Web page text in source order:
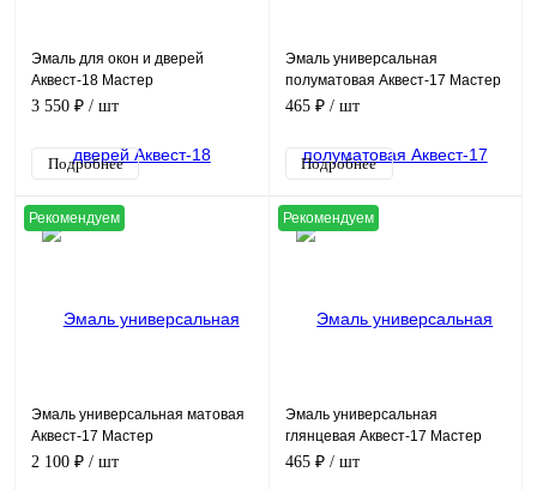
Эмаль для окон и дверей
Аквест-18 Мастер
3 550 ₽ / шт
Подробнее
Эмаль универсальная
полуматовая Аквест-17 Мастер
465 ₽ / шт
Подробнее
Рекомендуем
Эмаль универсальная матовая
Аквест-17 Мастер
2 100 ₽ / шт
Рекомендуем
Эмаль универсальная
глянцевая Аквест-17 Мастер
465 ₽ / шт